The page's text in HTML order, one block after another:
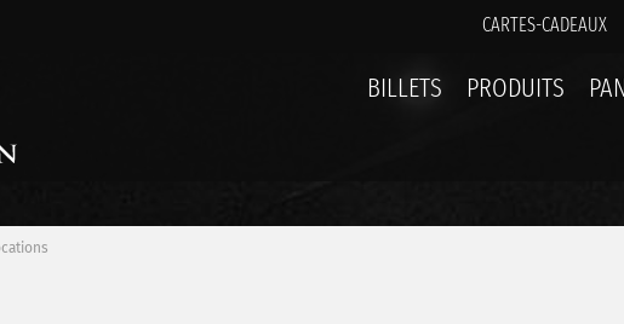
CARTES-CADEAUX
BILLETS PRODUITS